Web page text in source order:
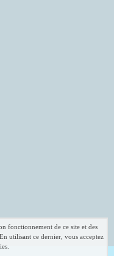
fonctionnement de ce site et des
utilisant ce dernier, vous acceptez